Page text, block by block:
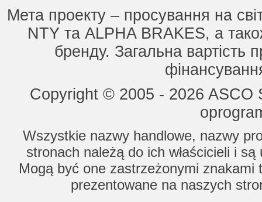
Мета проекту – просування на
NTY та ALPHA BRAKES, а
бренду. Загальна вартість
Copyright © 2005 - 2026
Wszystkie nazwy handlowe, nazwy
stronach należą do ich właścicieli i
Mogą być one zastrzeżonymi znakami
prezentowane na naszych